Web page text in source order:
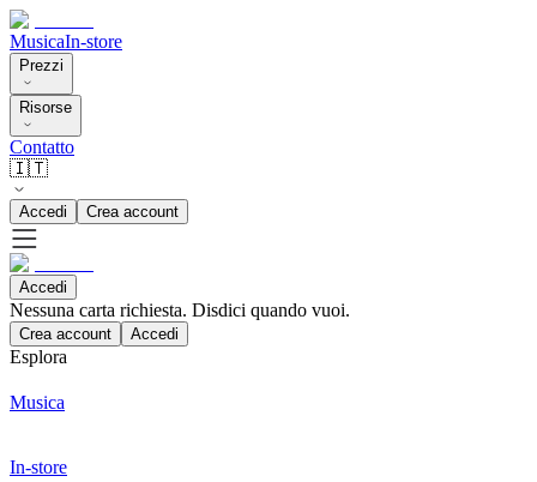
MusicaIn-store
Prezzi
Risorse
Contatto
🇮🇹
Accedi Crea account
Accedi
Nessuna carta richiesta. Disdici quando vuoi.
Crea account Accedi
Esplora
Musica
In-store